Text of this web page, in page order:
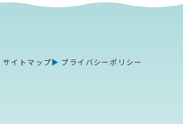
サイトマップ プライバシーポリシー